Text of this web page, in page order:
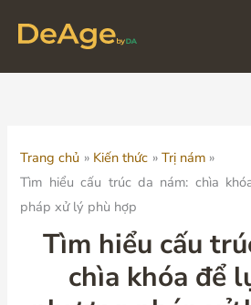
Trang chủ Kiến thức
Trị nám
Tìm hiểu cấu trúc da nám: chìa
pháp xử lý phù hợp
Tìm hiểu cấu
chìa khóa để